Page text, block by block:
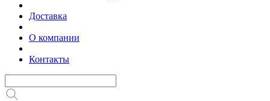
Доставка
О компании
Контакты